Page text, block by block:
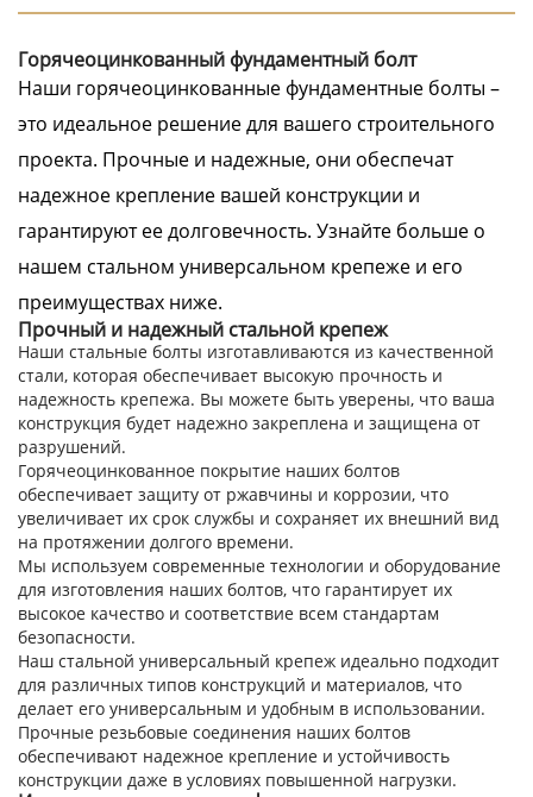
Горячеоцинкованный фундаментный болт
Наши горячеоцинкованные фундаментные болты –
это идеальное решение для вашего строительного
проекта. Прочные и надежные, они обеспечат
надежное крепление вашей конструкции и
гарантируют ее долговечность. Узнайте больше о
нашем стальном универсальном крепеже и его
преимуществах ниже.
Прочный и надежный стальной крепеж
Наши стальные болты изготавливаются из качественной
стали, которая обеспечивает высокую прочность и
надежность крепежа. Вы можете быть уверены, что ваша
конструкция будет надежно закреплена и защищена от
разрушений.
Горячеоцинкованное покрытие наших болтов
обеспечивает защиту от ржавчины и коррозии, что
увеличивает их срок службы и сохраняет их внешний вид
на протяжении долгого времени.
Мы используем современные технологии и оборудование
для изготовления наших болтов, что гарантирует их
высокое качество и соответствие всем стандартам
безопасности.
Наш стальной универсальный крепеж идеально подходит
для различных типов конструкций и материалов, что
делает его универсальным и удобным в использовании.
Прочные резьбовые соединения наших болтов
обеспечивают надежное крепление и устойчивость
конструкции даже в условиях повышенной нагрузки.